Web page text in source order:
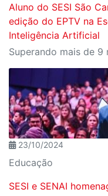
Aluno do SESI São
edição do EPTV na
Inteligência Artificial
23/10/2024
Educação
SESI e SENAI